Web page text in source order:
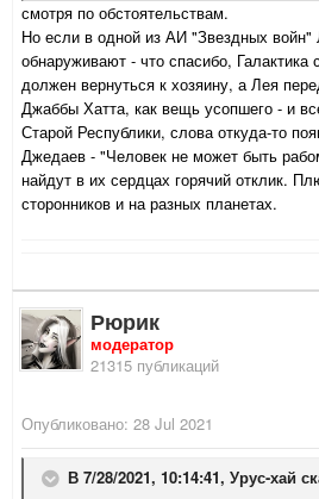
смотря по обстоятельствам.
Но если в одной из АИ "Звездных
обнаруживают - что спасибо, Галактика
должен вернуться к хозяину, а Лея
Джаббы Хатта, как вещь усопшего - и
Старой Республики, слова откуда-то
Джедаев - "Человек не может быть
найдут в их сердцах горячий отклик.
сторонников и на разных планетах.
Рюрик
модератор
21315 публикаций
Опубликовано: 28 Jul 2021
В 7/28/2021, 10:14:41, Урус-хай